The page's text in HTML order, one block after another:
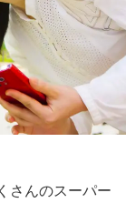
さんのスーパー